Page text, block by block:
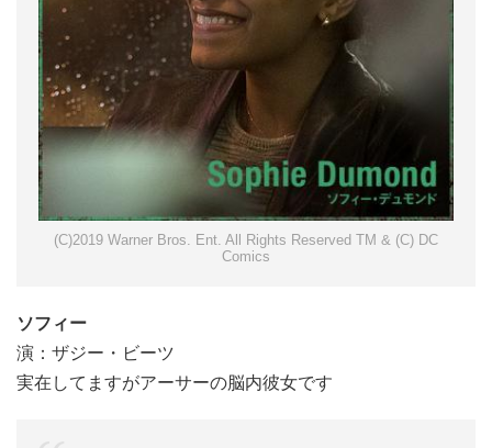
(C)2019 Warner Bros. Ent. All Rights Reserved TM & (C) DC
Comics
ソフィー
演：ザジー・ビーツ
実在してますがアーサーの脳内彼女です